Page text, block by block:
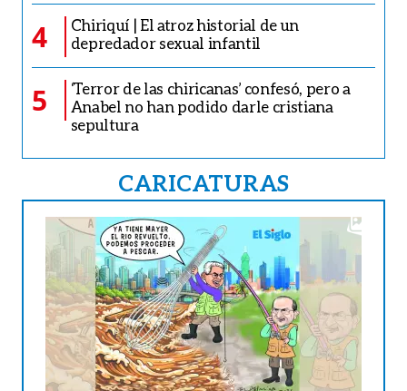
4
Chiriquí | El atroz historial de un
depredador sexual infantil
5
‘Terror de las chiricanas’ confesó, pero a
Anabel no han podido darle cristiana
sepultura
CARICATURAS